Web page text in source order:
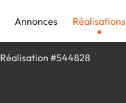
Annonces Réalisations
Réalisation #544828